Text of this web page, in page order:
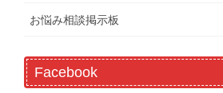
お悩み相談掲示板
Facebook